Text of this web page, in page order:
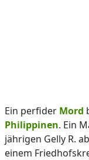
Ein perfider Mord
Philippinen. Ein
jährigen Gelly R.
einem